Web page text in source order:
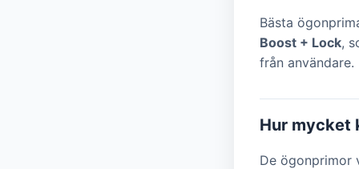
Bästa
Boost + Lock,
från användare.
Hur mycket
De